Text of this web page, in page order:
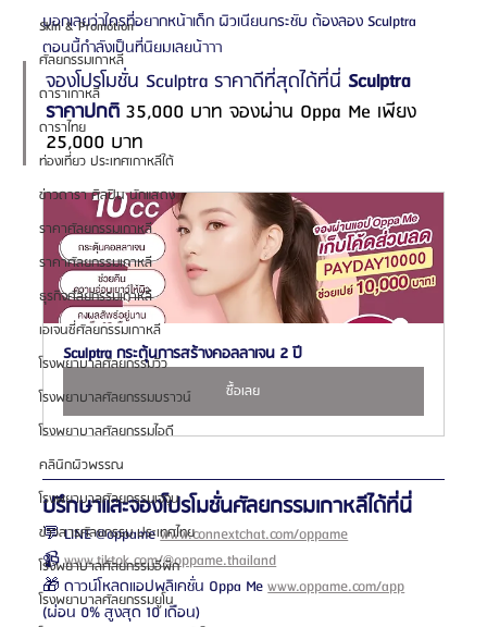
Skin & Promotion
ศัลยกรรมเกาหลี
ดาราเกาหลี
ดาราไทย
ท่องเที่ยว ประเทศเกาหลีใต้
ข่าวดารา ศิลปิน นักแสดง
ราคาศัลยกรรมเกาหลี
ราคาศัลยกรรมเกาหลี
ธุรกิจศัลยกรรมเกาหลี
เอเจนซี่ศัลยกรรมเกาหลี
โรงพยาบาลศัลยกรรมวิว
โรงพยาบาลศัลยกรรมบราวน์
โรงพยาบาลศัลยกรรมไอดี
คลินิกผิวพรรณ
โรงพยาบาลศัลยกรรมเจจุน
ข่าวสารศัลยกรรม ประเทศไทย
โรงพยาบาลศัลยกรรมอีพิก
โรงพยาบาลศัลยกรรมยูโน
บอกเลยว่าใครที่อยากหน้าเด็ก ผิวเนียนกระชับ ต้องลอง Sculptra
ตอนนี้กำลังเป็นที่นิยมเลยน้าาา
จองโปรโมชั่น Sculptra ราคาดีที่สุดได้ที่นี่ Sculptra
ราคาปกติ 35,000 บาท จองผ่าน Oppa Me เพียง
25,000 บาท
Sculptra กระตุ้นการสร้างคอลลาเจน 2 ปี
ซื้อเลย
ปรึกษาและจองโปรโมชั่นศัลยกรรมเกาหลีได้ที่นี่
💬 LINE @oppame www.connextchat.com/oppame
📹 www.tiktok.com/@oppame.thailand
🎁 ดาวน์โหลดแอปพลิเคชั่น Oppa Me www.oppame.com/app
(ผ่อน 0% สูงสุด 10 เดือน)